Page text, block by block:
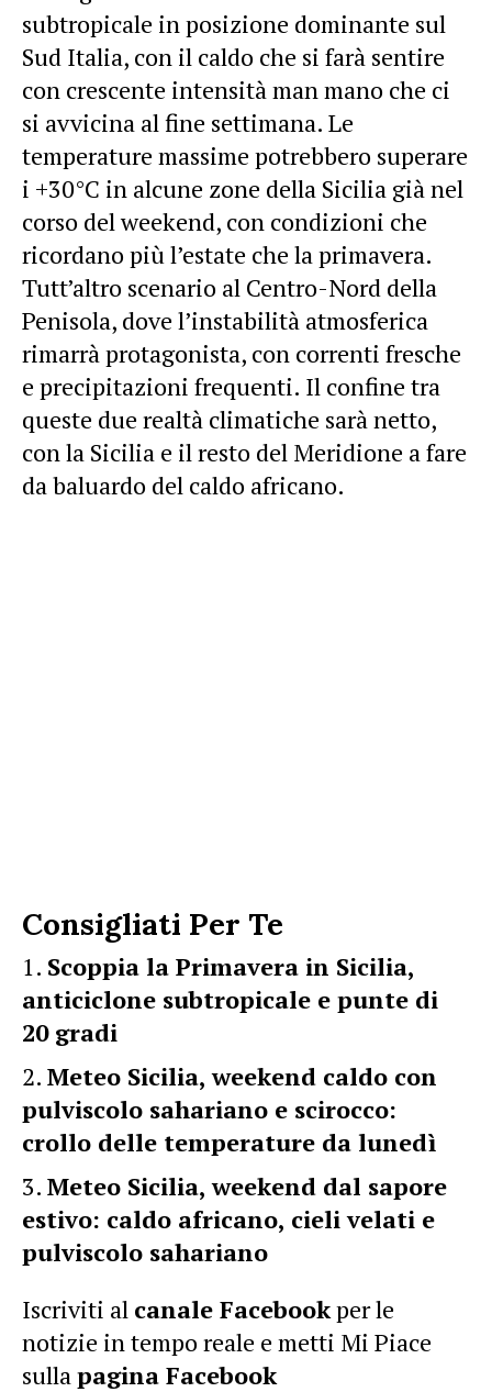
subtropicale in posizione dominante sul
Sud Italia, con il caldo che si farà sentire
con crescente intensità man mano che ci
si avvicina al fine settimana. Le
temperature massime potrebbero superare
i +30°C in alcune zone della Sicilia già nel
corso del weekend, con condizioni che
ricordano più l’estate che la primavera.
Tutt’altro scenario al Centro-Nord della
Penisola, dove l’instabilità atmosferica
rimarrà protagonista, con correnti fresche
e precipitazioni frequenti. Il confine tra
queste due realtà climatiche sarà netto,
con la Sicilia e il resto del Meridione a fare
da baluardo del caldo africano.
Consigliati Per Te
Scoppia la Primavera in Sicilia,
anticiclone subtropicale e punte di
20 gradi
Meteo Sicilia, weekend caldo con
pulviscolo sahariano e scirocco:
crollo delle temperature da lunedì
Meteo Sicilia, weekend dal sapore
estivo: caldo africano, cieli velati e
pulviscolo sahariano
Iscriviti al canale Facebookper le
notizie in tempo reale e metti Mi Piace
sullapagina Facebook